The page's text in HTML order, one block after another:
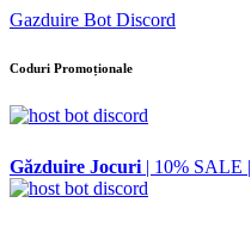
Gazduire Bot Discord
Coduri Promoționale
Găzduire Jocuri | 10% SALE |